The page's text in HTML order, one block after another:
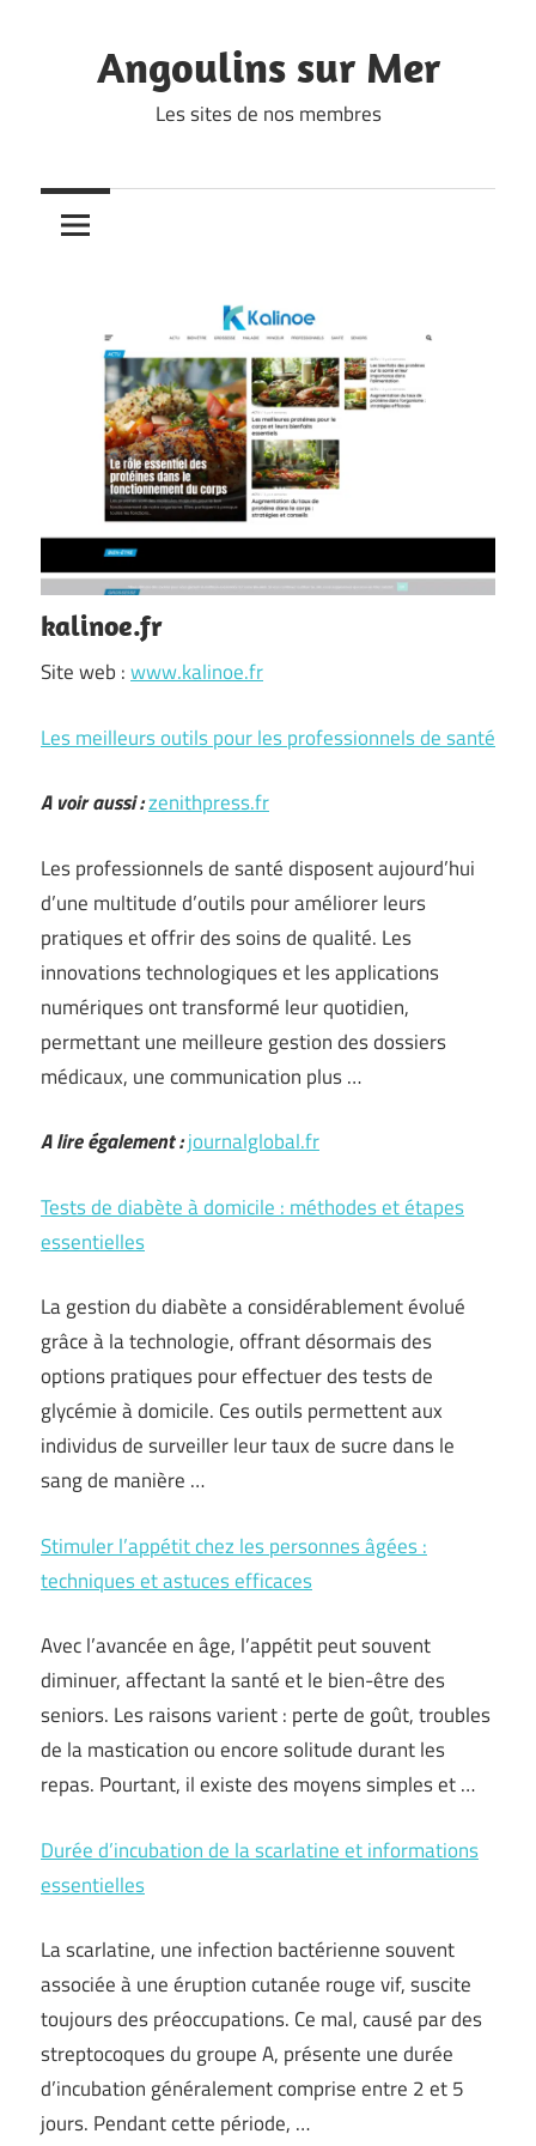
contentAngoulins sur Mer
Les sites de nos membres
kalinoe.fr
Site web :www.kalinoe.fr
Les meilleurs outils pour les professionnels de santé
A voir aussi :zenithpress.fr
Les professionnels de santé disposent aujourd’hui
d’une multitude d’outils pour améliorer leurs
pratiques et offrir des soins de qualité. Les
innovations technologiques et les applications
numériques ont transformé leur quotidien,
permettant une meilleure gestion des dossiers
médicaux, une communication plus …
A lire également :journalglobal.fr
Tests de diabète à domicile : méthodes et étapes
essentielles
La gestion du diabète a considérablement évolué
grâce à la technologie, offrant désormais des
options pratiques pour effectuer des tests de
glycémie à domicile. Ces outils permettent aux
individus de surveiller leur taux de sucre dans le
sang de manière …
Stimuler l’appétit chez les personnes âgées :
techniques et astuces efficaces
Avec l’avancée en âge, l’appétit peut souvent
diminuer, affectant la santé et le bien-être des
seniors. Les raisons varient : perte de goût, troubles
de la mastication ou encore solitude durant les
repas. Pourtant, il existe des moyens simples et …
Durée d’incubation de la scarlatine et informations
essentielles
La scarlatine, une infection bactérienne souvent
associée à une éruption cutanée rouge vif, suscite
toujours des préoccupations. Ce mal, causé par des
streptocoques du groupe A, présente une durée
d’incubation généralement comprise entre 2 et 5
jours. Pendant cette période, …